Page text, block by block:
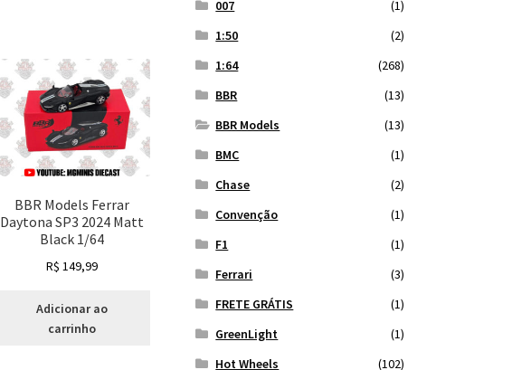
BBR Models Ferrar
Daytona SP3 2024 Matt
Black 1/64
R$ 149,99
Adicionar ao
carrinho
007
(1)
1:50
(2)
1:64
(268)
BBR
(13)
BBR Models
(13)
BMC
(1)
Chase
(2)
Convenção
(1)
F1
(1)
Ferrari
(3)
FRETE GRÁTIS
(1)
GreenLight
(1)
Hot Wheels
(102)